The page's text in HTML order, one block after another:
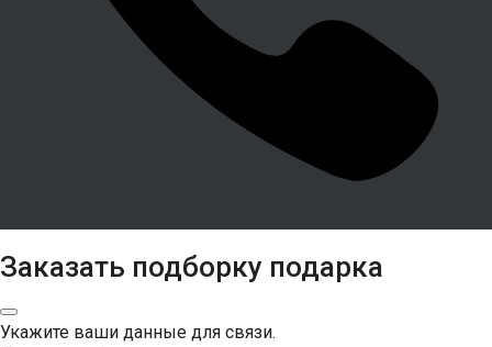
Заказать подборку подарка
Укажите ваши данные для связи.